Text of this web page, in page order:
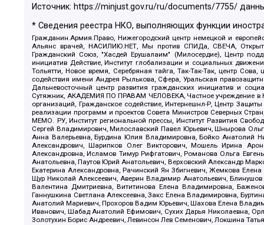
Источник: https://minjust.gov.ru/ru/documents/7755/
* Сведения реестра НКО, выполняющих функции
Гражданин.Армия.Право, Нижегородский центр немецкой и
Альянс врачей, НАСИЛИЮ.НЕТ, Мы против СПИДа, СВЕЧА, Открытый
Гражданский Союз, "Хасдей Ерушалаим" (Милосердие), Центр
инициатив Действие, Институт глобализации и социальных
Тольятти, Новое время, Серебряная тайга, Так-Так-Так, центр
содействия имени Андрея Рылькова, Сфера, Уральская
Дальневосточный центр развития гражданских инициатив и
Сутяжник, АКАДЕМИЯ ПО ПРАВАМ ЧЕЛОВЕКА, Частное учреждение в
организаций, Гражданское содействие, Интернешнл-Р, Центр
реализации программ и проектов Совета Министров Северных
МЕМО. РУ, Институт региональной прессы, Институт Развития
Сергей Владимирович, Милославский Павел Юрьевич, Шнырова
Анна Валерьевна, Бурдина Юлия Владимировна, Бойко Анатолий
Александрович, Шарипков Олег Викторович, Мошель Ирина
Александровна, Исламов Тимур Рифгатович, Романова Ольга
Анатольевна, Паутов Юрий Анатольевич, Верховский Александр
Екатерина Александровна, Рачинский Ян Збигневич, Жемкова
Щур Николай Алексеевич, Аверин Владимир Анатольевич,
Валентина Дмитриевна, Вититинова Елена Владимировна,
Ганнушкина Светлана Алексеевна, Закс Елена Владимировна,
Анатолий Мариевич, Прохоров Вадим Юрьевич, Шахова Елена
Иванович, Шабад Анатолий Ефимович, Сухих Дарья Николаевна,
Золотухин Борис Андреевич, Левинсон Лев Семенович, Локшина